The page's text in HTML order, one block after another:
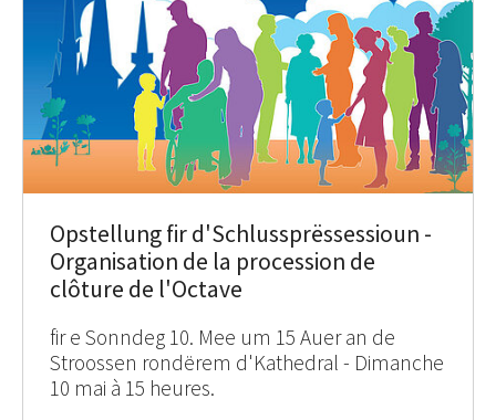
Opstellung fir d'Schlussprëssessioun -
Organisation de la procession de
clôture de l'Octave
fir e Sonndeg 10. Mee um 15 Auer an de
Stroossen rondërem d'Kathedral - Dimanche
10 mai à 15 heures.